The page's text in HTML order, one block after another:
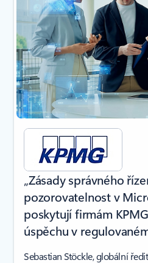
„Zásady správného
pozorovatelnost v
poskytují firmám
úspěchu v
Sebastian Stöckle, globální